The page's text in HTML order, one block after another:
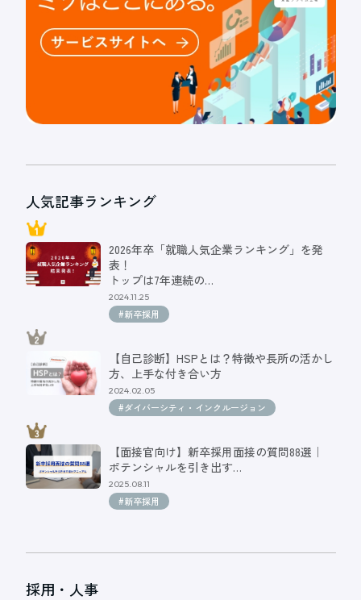
人気記事ランキング
2026年卒「就職人気企業ランキング」を発
表！
トップは7年連続の…
2024.11.25
#新卒採用
【自己診断】HSPとは？特徴や長所の活かし
方、上手な付き合い方
2024.02.05
#ダイバーシティ・インクルージョン
【面接官向け】新卒採用面接の質問88選｜
ポテンシャルを引き出す…
2025.08.11
#新卒採用
採用・人事